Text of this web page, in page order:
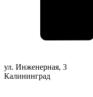
ул. Инженерная, 3
Калининград